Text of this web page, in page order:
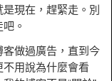
現在，趕緊走。別
。
做過廣告，直到今
用說為什麼會看